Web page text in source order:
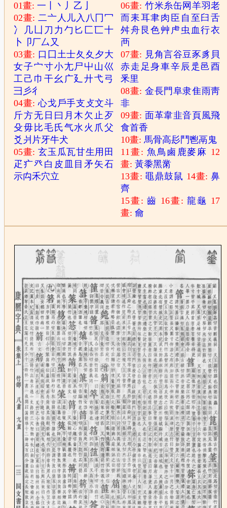
01畫:一 丶 丿 乙
02畫:二亠 人 儿入 八 冂冖
冫
几 凵 刀 力 勹 匕 匚匸十
卜
卩厂厶 又
03畫: 口 囗 土士夂 夊 夕大
女子宀寸小尢尸 屮 山巛
工 己 巾 干幺 广廴廾弋弓
彐 彡彳
04畫:心戈 戶手支 攴文斗
斤方无 日 曰 月木 欠止 歹
殳毋 比毛 氏气水 火 爪父
爻 爿 片牙牛犬
05畫:玄玉 瓜瓦甘生用 田
疋 疒癶 白 皮 目矛 矢石
示禸禾穴立
06畫: 竹米糸缶网 羊羽老
而耒耳聿肉 臣 自 至 臼舌
舛舟 艮色艸 虍 虫 血行衣
襾
07畫: 見角言谷豆豕豸 貝
赤走 足身車辛辰 辵 邑酉
釆里
08畫: 金長門 阜隶隹雨靑
非
09畫: 面革韋韭音頁風飛
食首香
10畫:馬骨高髟 鬥鬯鬲 鬼
11畫: 魚鳥 鹵 鹿麥 麻 12
畫:黃黍黑黹
13畫: 黽鼎鼓鼠 14畫:鼻
齊
15畫:齒 16畫:龍龜 17
畫:龠